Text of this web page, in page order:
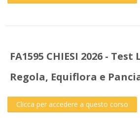
FA1595 CHIESI 2026 -
Regola, Equiflora e
Clicca per accedere a questo corso